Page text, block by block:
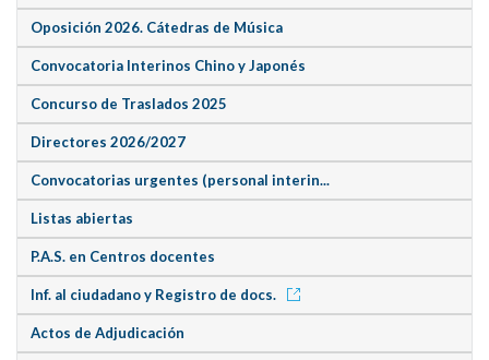
Oposición 2026. Cátedras de Música
Convocatoria Interinos Chino y Japonés
Concurso de Traslados 2025
Directores 2026/2027
Convocatorias urgentes (personal interin...
Listas abiertas
P.A.S. en Centros docentes
Inf. al ciudadano y Registro de docs.
Actos de Adjudicación